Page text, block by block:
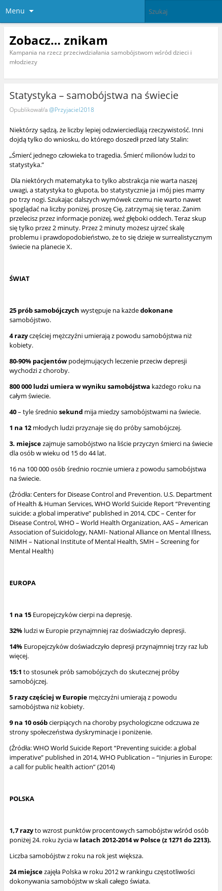
Menu
Zobacz… znikam
Kampania na rzecz przeciwdziałania samobójstwom wśród dzieci i
młodziezy
Statystyka – samobójstwa na świecie
Opublikował/a@Przyjaciel2018
Niektórzy sądzą, że liczby lepiej odzwierciedlają rzeczywistość. Inni
dojdą tylko do wniosku, do którego doszedł przed laty Stalin:
„Śmierć jednego człowieka to tragedia. Śmierć milionów ludzi to
statystyka.”
Dla niektórych matematyka to tylko abstrakcja nie warta naszej
uwagi, a statystyka to głupota, bo statystycznie ja i mój pies mamy
po trzy nogi. Szukając dalszych wymówek czemu nie warto nawet
spoglądać na liczby poniżej, proszę Cię, zatrzymaj się teraz. Zanim
przelecisz przez informacje poniżej, weź głęboki oddech. Teraz skup
się tylko przez 2 minuty. Przez 2 minuty możesz ujrzeć skalę
problemu i prawdopodobieństwo, że to się dzieje w surrealistycznym
świecie na planecie X.
ŚWIAT
25 prób samobójczych występuje na każdedokonane
samobójstwo.
4 razyczęściej mężczyźni umierają z powodu samobójstwa niż
kobiety.
80-90% pacjentówpodejmujących leczenie przeciw depresji
wychodzi z choroby.
800 000 ludzi umiera w wyniku samobójstwa każdego roku na
całym świecie.
40– tyle średnio sekundmija miedzy samobójstwami na świecie.
1 na 12młodych ludzi przyznaje się do próby samobójczej.
3. miejscezajmuje samobójstwo na liście przyczyn śmierci na świecie
dla osób w wieku od 15 do 44 lat.
16 na 100 000 osób średnio rocznie umiera z powodu samobójstwa
na świecie.
(Źródła: Centers for Disease Control and Prevention. U.S. Department
of Health & Human Services, WHO World Suicide Report “Preventing
suicide: a global imperative” published in 2014, CDC – Center for
Disease Control, WHO – World Health Organization, AAS – American
Association of Suicidology, NAMI- National Alliance on Mental Illness,
NIMH – National Institute of Mental Health, SMH – Screening for
Mental Health)
EUROPA
1 na 15Europejczyków cierpi na depresję.
32%ludzi w Europie przynajmniej raz doświadczyło depresji.
14%Europejczyków doświadczyło depresji przynajmniej trzy raz lub
więcej.
15:1 to stosunek prób samobójczych do skutecznej próby
samobójczej.
5 razy częściej w Europiemężczyźni umierają z powodu
samobójstwa niż kobiety.
9 na 10 osóbcierpiących na choroby psychologiczne odczuwa ze
strony społeczeństwa dyskryminacje i poniżenie.
(Źródła: WHO World Suicide Report “Preventing suicide: a global
imperative” published in 2014, WHO Publication – “Injuries in Europe:
a call for public health action” (2014)
POLSKA
1,7 razyto wzrost punktów procentowych samobójstw wśród osób
poniżej 24. roku życia w latach 2012-2014 w Polsce (z 1271 do 2213).
Liczba samobójstw z roku na rok jest większa.
24 miejscezajęła Polska w roku 2012 w rankingu częstotliwości
dokonywania samobójstw w skali całego świata.